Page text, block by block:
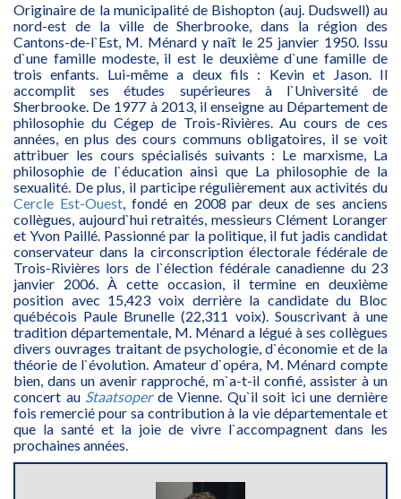
Originaire de la municipalité de Bishopton (auj. Dudswell) au
nord-est de la ville de Sherbrooke, dans la région des
Cantons-de-l`Est, M. Ménard y naît le 25 janvier 1950. Issu
d`une famille modeste, il est le deuxième d`une famille de
trois enfants. Lui-même a deux fils : Kevin et Jason. Il
accomplit ses études supérieures à l`Université de
Sherbrooke. De 1977 à 2013, il enseigne au Département de
philosophie du Cégep de Trois-Rivières. Au cours de ces
années, en plus des cours communs obligatoires, il se voit
attribuer les cours spécialisés suivants : Le marxisme, La
philosophie de l`éducation ainsi que La philosophie de la
sexualité. De plus, il participe régulièrement aux activités du
Cercle Est-Ouest, fondé en 2008 par deux de ses anciens
collègues, aujourd`hui retraités, messieurs Clément Loranger
et Yvon Paillé. Passionné par la politique, il fut jadis candidat
conservateur dans la circonscription électorale fédérale de
Trois-Rivières lors de l`élection fédérale canadienne du 23
janvier 2006. À cette occasion, il termine en deuxième
position avec 15,423 voix derrière la candidate du Bloc
québécois Paule Brunelle (22,311 voix). Souscrivant à une
tradition départementale, M. Ménard a légué à ses collègues
divers ouvrages traitant de psychologie, d`économie et de la
théorie de l`évolution. Amateur d`opéra, M. Ménard compte
bien, dans un avenir rapproché, m`a-t-il confié, assister à un
concert au Staatsoperde Vienne. Qu`il soit ici une dernière
fois remercié pour sa contribution à la vie départementale et
que la santé et la joie de vivre l`accompagnent dans les
prochaines années.